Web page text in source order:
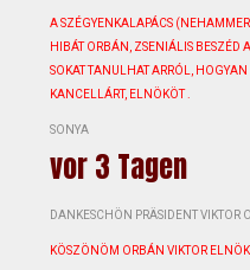
A SZÉGYENKALAPÁCS
HIBÁT ORBÁN, ZSENIÁLIS BESZÉD
SOKAT TANULHAT ARRÓL,
KANCELLÁRT, ELNÖKÖT ️.
SONYA
vor 3 Tagen
DANKESCHÖN PRÄSIDENT VIKTOR
KÖSZÖNÖM ORBÁN VIKTOR